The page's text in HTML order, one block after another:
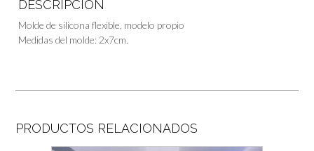
DESCRIPCIÓN
Molde de silicona flexible, modelo propio
Medidas del molde: 2x7cm.
PRODUCTOS RELACIONADOS